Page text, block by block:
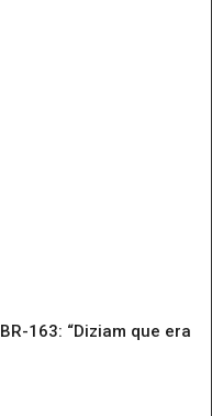
163: “Diziam que era